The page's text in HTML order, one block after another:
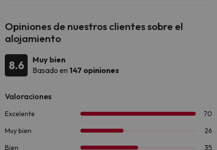
Opiniones de nuestros clientes sobre el
alojamiento
8.6
Muy bien
Basado en 147 opiniones